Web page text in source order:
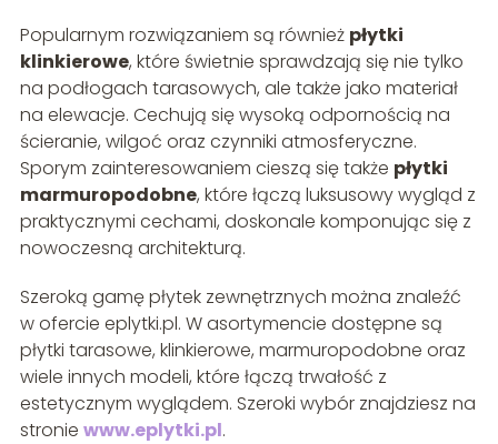
Popularnym rozwiązaniem są również płytki
klinkierowe, które świetnie sprawdzają się nie tylko
na podłogach tarasowych, ale także jako materiał
na elewacje. Cechują się wysoką odpornością na
ścieranie, wilgoć oraz czynniki atmosferyczne.
Sporym zainteresowaniem cieszą się także płytki
marmuropodobne, które łączą luksusowy wygląd z
praktycznymi cechami, doskonale komponując się z
nowoczesną architekturą.
Szeroką gamę płytek zewnętrznych można znaleźć
w ofercie eplytki.pl. W asortymencie dostępne są
płytki tarasowe, klinkierowe, marmuropodobne oraz
wiele innych modeli, które łączą trwałość z
estetycznym wyglądem. Szeroki wybór znajdziesz na
stronie www.eplytki.pl.